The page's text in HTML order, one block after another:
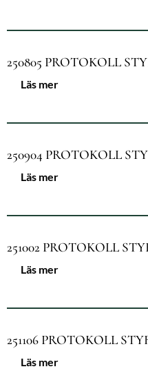
250805 PROTOKOLL
Läs mer
250904 PROTOKOLL
Läs mer
251002 PROTOKOLL
Läs mer
251106 PROTOKOLL
Läs mer